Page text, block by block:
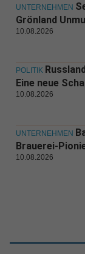
UNTERNEHMEN
Grönland
10.08.2026
POLITIK
Eine neue
10.08.2026
UNTERNEHMEN
Brauerei-
10.08.2026